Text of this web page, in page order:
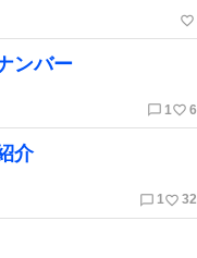
favorite_border
ンバー
chat_bubble_outline 1 favorite_border
介
chat_bubble_outline 1favorite_border